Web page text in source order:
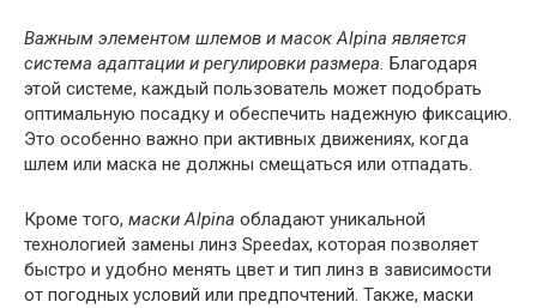
Важным элементом шлемов и масок Alpina является
система адаптации и регулировки размера. Благодаря
этой системе, каждый пользователь может подобрать
оптимальную посадку и обеспечить надежную фиксацию.
Это особенно важно при активных движениях, когда
шлем или маска не должны смещаться или отпадать.
Кроме того, маски Alpina обладают уникальной
технологией замены линз Speedax, которая позволяет
быстро и удобно менять цвет и тип линз в зависимости
от погодных условий или предпочтений. Также, маски